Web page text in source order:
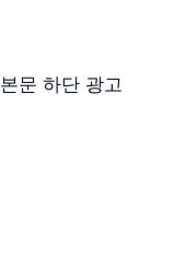
본문 하단 광고